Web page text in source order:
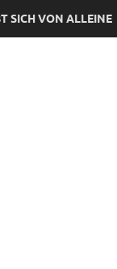
SICH VON ALLEINE